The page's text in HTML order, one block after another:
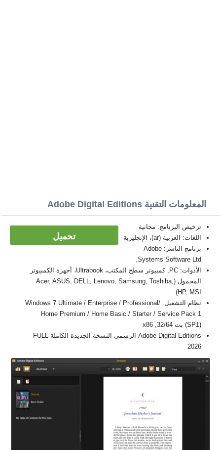
المعلومات التقنية Adobe Digital Editions
تحميل
ترخيص البرنامج: مجانية
اللغات: العربية (ar)، الإنجليزية
برنامج الناشر: Adobe
Systems Software Ltd.
الأدوات: PC, كمبيوتر سطح المكتب، Ultrabook، أجهزة الكمبيوتر
المحمول (Acer, ASUS, DELL, Lenovo, Samsung, Toshiba,
HP, MSI)
نظام التشغيل: Windows 7 Ultimate / Enterprise / Professional/
Home Premium / Home Basic / Starter / Service Pack 1
(SP1) بت 32/64, x86
Adobe Digital Editions الرسمي النسخة الجديدة الكاملة FULL
2026